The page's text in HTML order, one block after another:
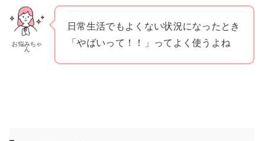
お悩みちゃ
ん
日常生活でもよくない状況になったとき
「やばいって！！」ってよく使うよね